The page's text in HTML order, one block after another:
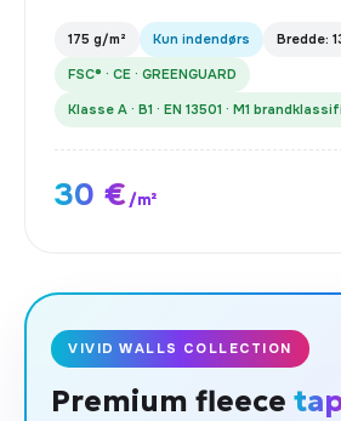
175 g/m² Kun indendørs Bredde:
FSC® · CE · GREENGUARD
Klasse A · B1 · EN 13501 · M1
30 €/m²
VIVID WALLS COLLECTION
Premium fleece